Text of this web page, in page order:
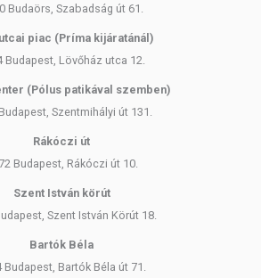
Budaörs, Szabadság út 61.
piac (Príma kijáratánál)
Budapest, Lövőház utca 12.
(Pólus patikával szemben)
Szentmihályi út 131.
Rákóczi út
Budapest, Rákóczi út 10.
Szent István körút
Szent István Körút 18.
Bartók Béla
Budapest, Bartók Béla út 71.